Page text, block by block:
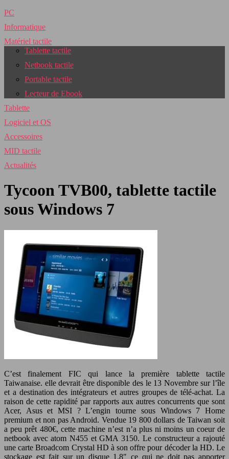
PC
Informatique
Matériel tactile
Tablette tactile
Netbook tactile
Portable tactile
Lecteur de Ebook
Tablette
Logiciel et OS
Accessoires
MID tactile
Actualités
Tycoon TVB00, tablette tactile
sous Windows 7
C’est finalement FIC qui lance la première tablette tactile
Taiwanaise. elle devrait être disponible des le 13 Novembre sur l’île
et a destination des intégrateurs et autres groupes de télé-achat. La
raison de cette rapidité par rapports aux autres concurrents que sont
Acer, Asus et MSI ? L’engin tourne sous Windows 7 Home
premium et non pas Android. Vendue 19 800 dollars de Taiwan soit
a peu prêt 480€, cette machine n’est n’a plus ni moins un coeur de
netbook avec atom N455 et GMA 3150. Le constructeur a rajouté
une carte Broadcom Crystal HD à son offre pour décoder la HD. Le
stockage est fait sur un disque 1.8″ ce qui ne doit pas apporter